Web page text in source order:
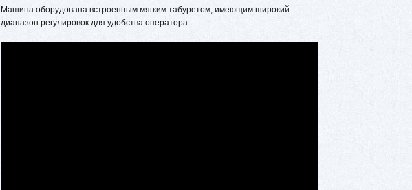
Машина оборудована встроенным мягким табуретом, имеющим широкий
диапазон регулировок для удобства оператора.